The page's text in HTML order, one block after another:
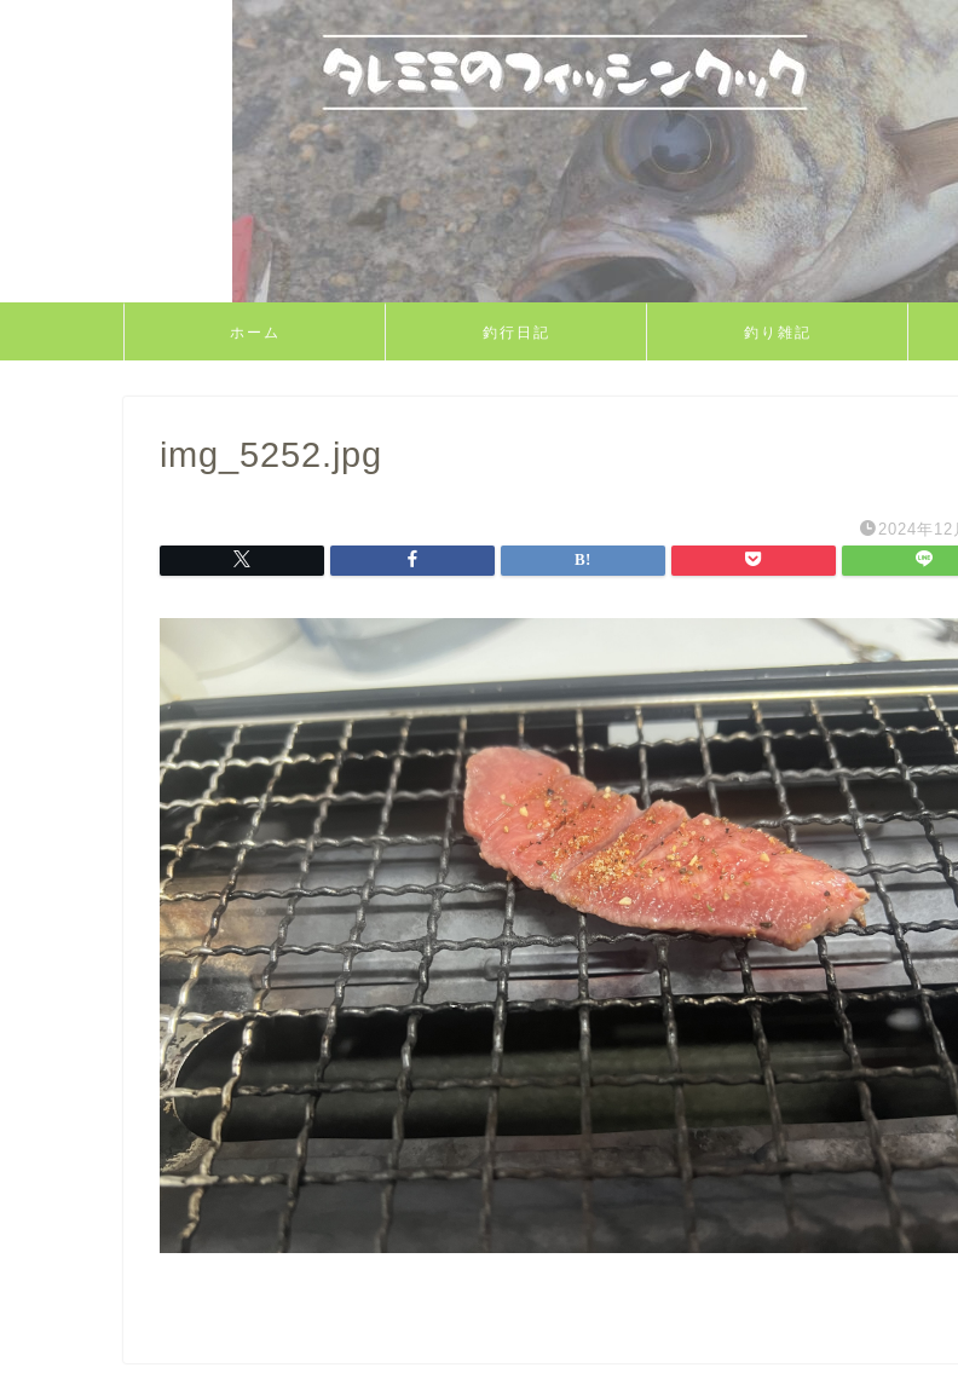
ホーム 釣行日記 釣り雑記
img_5252.jpg
2024年12